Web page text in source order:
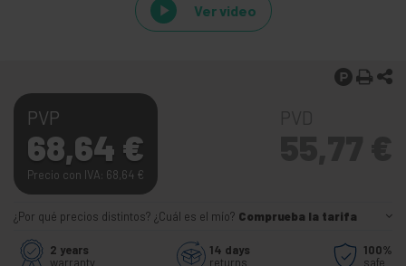
Ver video
PVP
68,64 €
Precio con IVA: 68,64 €
¿Por qué precios distintos? ¿Cuál es el mío? Comprueba la tarifa
2 years
warranty
14 days
returns
100%
safe